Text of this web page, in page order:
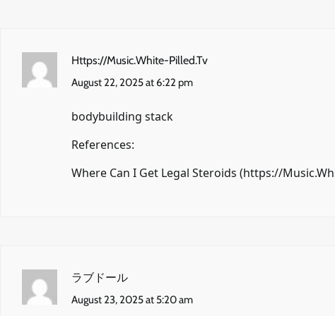
Https://Music.White-Pilled.Tv
August 22, 2025 at 6:22 pm
bodybuilding stack
References:
Where Can I Get Legal Steroids (https://
ラブドール
August 23, 2025 at 5:20 am